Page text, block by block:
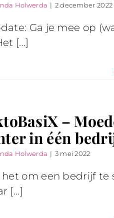
Holwerda | 2 december 2022
Ga je mee op
[...]
–
in één
Holwerda | 3 mei 2022
het om een bedrijf te
[...]